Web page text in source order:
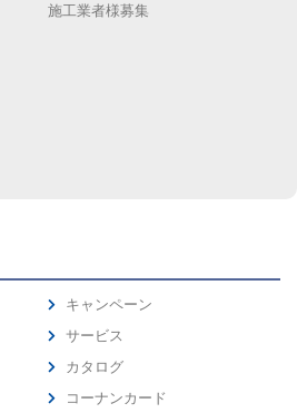
施工業者様募集
キャンペーン
サービス
カタログ
コーナンカード